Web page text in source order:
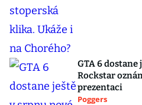
GTA 6 dostane
Rockstar
prezentaci
Poggers